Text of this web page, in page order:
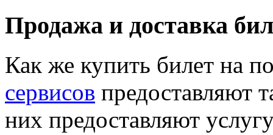
Продажа и доставка
Как же купить билет на
сервисов предоставляют
них предоставляют